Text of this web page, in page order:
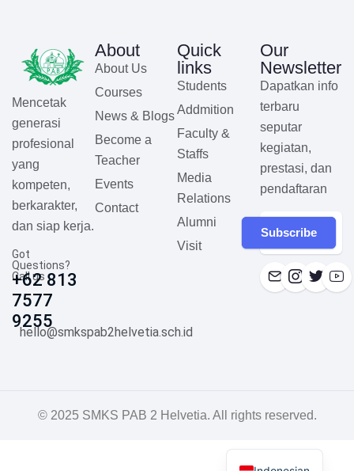
Mencetak
generasi
profesional
yang
kompeten,
berkarakter,
dan siap kerja.
Got
Questions?
Call us
+62 813
7577
9255
hello@smkspab2helvetia.sch.id
About
About Us
Courses
News & Blogs
Become a
Teacher
Events
Contact
Quick
links
Students
Addmition
Faculty &
Staffs
Media
Relations
Alumni
Visit
Our
Newsletter
Dapatkan info
terbaru
seputar
kegiatan,
prestasi, dan
pendaftaran
Subscribe
© 2025 SMKS PAB 2 Helvetia. All rights reserved.